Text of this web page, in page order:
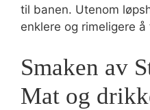
til banen. Utenom
enklere og rimeligere
Smaken av
Mat og